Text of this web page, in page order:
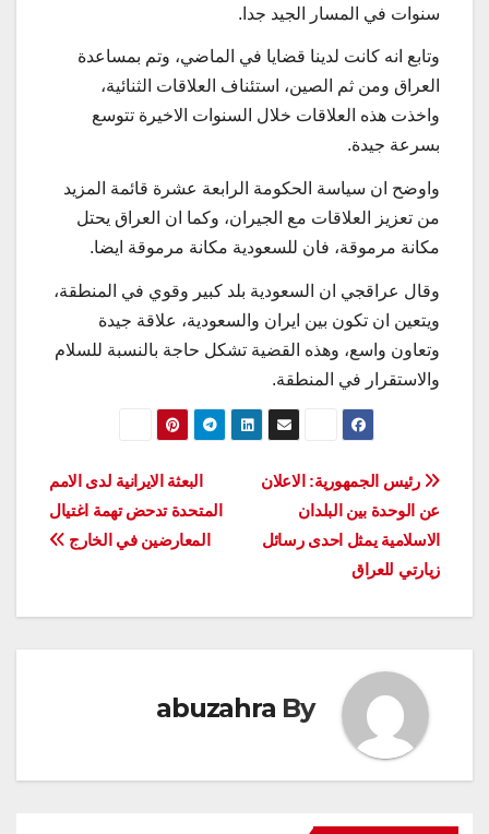
سنوات في المسار الجيد جدا.
وتابع انه كانت لدينا قضايا في الماضي، وتم بمساعدة
العراق ومن ثم الصين، استئناف العلاقات الثنائية،
واخذت هذه العلاقات خلال السنوات الاخيرة تتوسع
بسرعة جيدة.
واوضح ان سياسة الحكومة الرابعة عشرة قائمة المزيد
من تعزيز العلاقات مع الجيران، وكما ان العراق يحتل
مكانة مرموقة، فان للسعودية مكانة مرموقة ايضا.
وقال عراقجي ان السعودية بلد كبير وقوي في المنطقة،
ويتعين ان تكون بين ايران والسعودية، علاقة جيدة
وتعاون واسع، وهذه القضية تشكل حاجة بالنسبة للسلام
والاستقرار في المنطقة.
تصفّح
المقالات
البعثة الايرانية لدى الامم
المتحدة تدحض تهمة اغتيال
المعارضين في الخارج
رئيس الجمهورية: الاعلان
عن الوحدة بين البلدان
الاسلامية يمثل احدى رسائل
زيارتي للعراق
By
abuzahra